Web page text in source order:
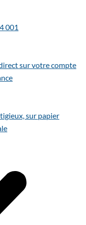
001
sur votre compte
sur papier